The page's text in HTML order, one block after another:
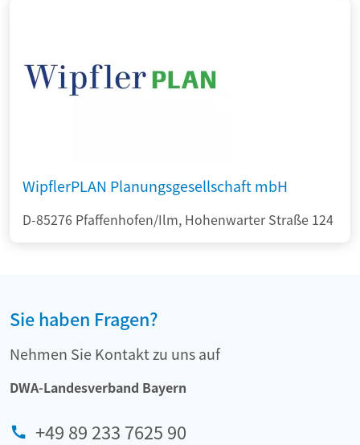
WipflerPLAN Planungsgesellschaft mbH
D-85276 Pfaffenhofen/Ilm, Hohenwarter Straße 124
Sie haben Fragen?
Nehmen Sie Kontakt zu uns auf
DWA-Landesverband Bayern
+49 89 233 7625 90